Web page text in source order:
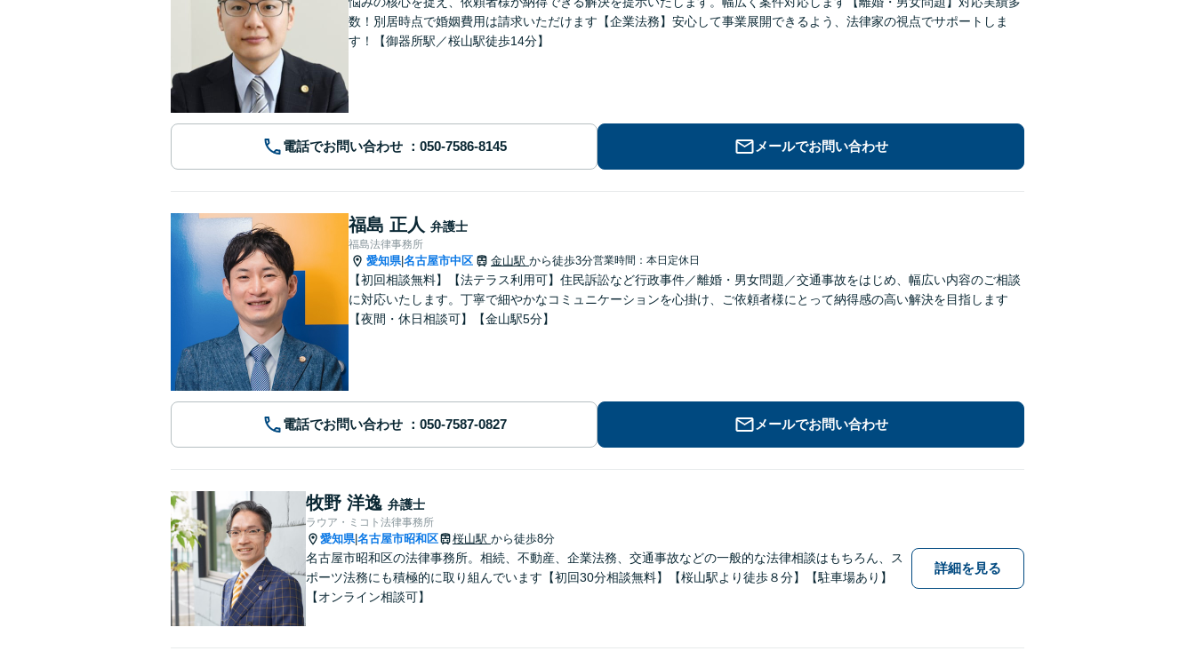
数！別居時点で婚姻費用は請求いただけます【企業法務】安心して事業展開できるよう、法律家の視点でサポートしま
す！【御器所駅／桜山駅徒歩14分】
電話でお問い合わせ メールでお問い合わせ
福島 正人 弁護士
福島法律事務所
愛知県|名古屋市中区 金山駅 から徒歩3分営業時間：本日定休日
【初回相談無料】【法テラス利用可】住民訴訟など行政事件／離婚・男女問題／交通事故をはじめ、幅広い内容のご相談
に対応いたします。丁寧で細やかなコミュニケーションを心掛け、ご依頼者様にとって納得感の高い解決を目指します
【夜間・休日相談可】【金山駅5分】
電話でお問い合わせ メールでお問い合わせ
牧野 洋逸 弁護士
ラウア・ミコト法律事務所
愛知県|名古屋市昭和区 桜山駅 から徒歩8分
名古屋市昭和区の法律事務所。相続、不動産、企業法務、交通事故などの一般的な法律相談はもちろん、ス
ポーツ法務にも積極的に取り組んでいます【初回30分相談無料】【桜山駅より徒歩８分】【駐車場あり】
【オンライン相談可】
詳細を見る